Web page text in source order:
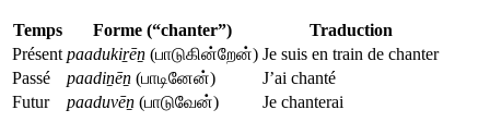
Temps Forme (“chanter”)
Traduction
Présent paadukiṟēṉ (பாடுகின்றேன்) Je suis en train de chanter
Passé
paadiṉēṉ (பாடினேன்)
J’ai chanté
Futur
paaduvēṉ (பாடுவேன்) Je chanterai